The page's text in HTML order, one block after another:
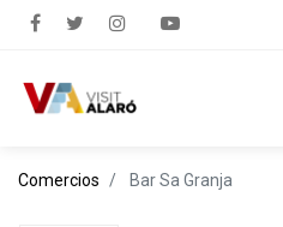
Comercios Bar Sa Granja